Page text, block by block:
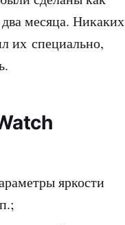
месяца. Никаких
их специально,
яркости